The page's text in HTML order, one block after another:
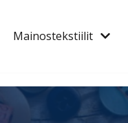
Mainostekstiilit